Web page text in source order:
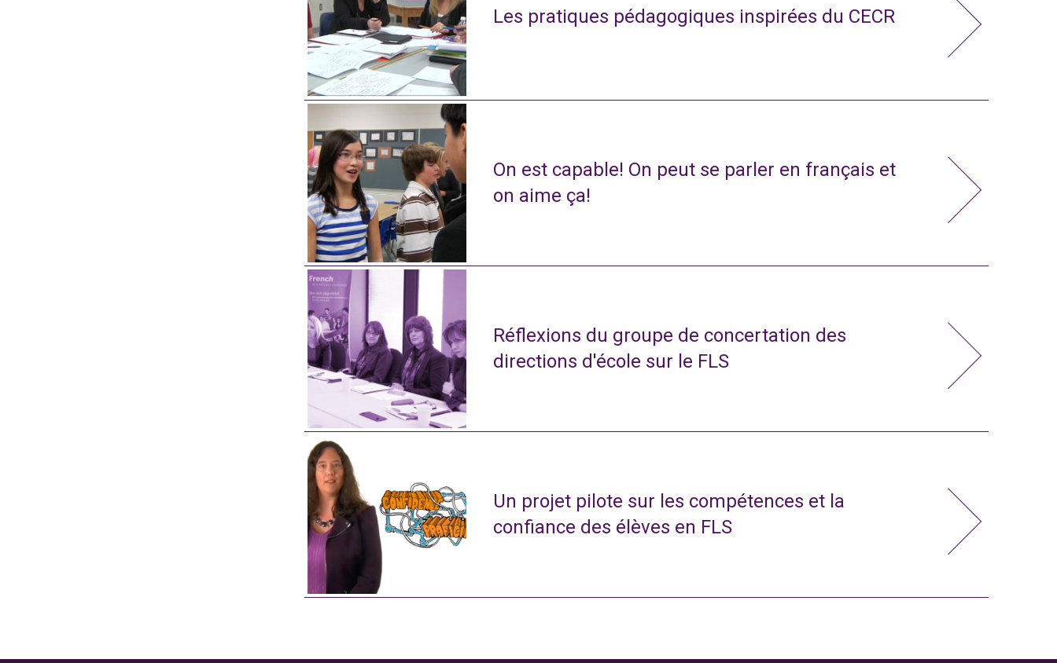
Les pratiques pédagogiques inspirées du CECR
On est capable! On peut se parler en français et
on aime ça!
Réflexions du groupe de concertation des
directions d'école sur le FLS
Un projet pilote sur les compétences et la
confiance des élèves en FLS